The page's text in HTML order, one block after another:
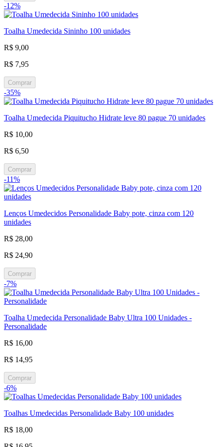
-12%
Toalha Umedecida Sininho 100 unidades
R$ 9,00
R$ 7,95
Comprar
-35%
Toalha Umedecida Piquitucho Hidrate leve 80 pague 70 unidades
R$ 10,00
R$ 6,50
Comprar
-11%
Lenços Umedecidos Personalidade Baby pote, cinza com 120
unidades
R$ 28,00
R$ 24,90
Comprar
-7%
Toalha Umedecida Personalidade Baby Ultra 100 Unidades -
Personalidade
R$ 16,00
R$ 14,95
Comprar
-6%
Toalhas Umedecidas Personalidade Baby 100 unidades
R$ 18,00